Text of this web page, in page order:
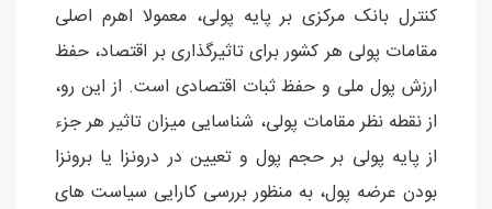
کنترل بانک مرکزی بر پایه پولی، معمولا اهرم اصلی
مقامات پولی هر کشور برای تاثیرگذاری بر اقتصاد، حفظ
ارزش پول ملی و حفظ ثبات اقتصادی است. از این رو،
از نقطه نظر مقامات پولی، شناسایی میزان تاثیر هر جزء
از پایه پولی بر حجم پول و تعیین در درونزا یا برونزا
بودن عرضه پول، به منظور بررسی کارایی سیاست های